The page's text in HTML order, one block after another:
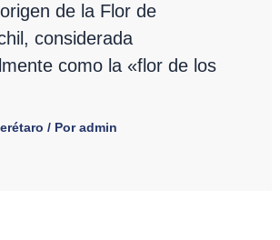
de la Flor de
considerada
como la «flor de los
/ Poradmin